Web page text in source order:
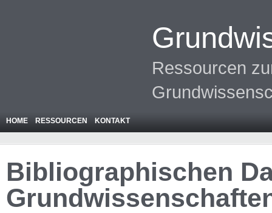
Ressourcen
HOME RESSOURCEN KONTAKT
Bibliographischen